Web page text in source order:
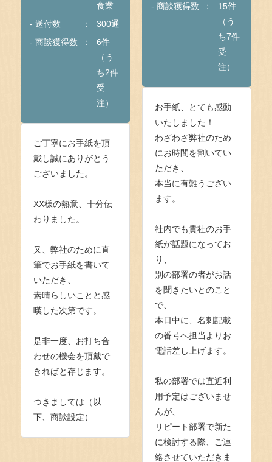
食業
- 送付数
300通
- 商談獲得数
6件
（う
ち2件
受
注）
ご丁寧にお手紙を頂
戴し誠にありがとう
ございました。
XX様の熱意、十分伝
わりました。
又、弊社のために直
筆でお手紙を書いて
いただき、
素晴らしいことと感
嘆した次第です。
是非一度、お打ち合
わせの機会を頂戴で
きればと存じます。
つきましては（以
下、商談設定）
- 商談獲得数
15件
（う
ち7件
受
注）
お手紙、とても感動
いたしました！
わざわざ弊社のため
にお時間を割いてい
ただき、
本当に有難うござい
ます。
社内でも貴社のお手
紙が話題になってお
り、
別の部署の者がお話
を聞きたいとのこと
で、
本日中に、名刺記載
の番号へ担当よりお
電話差し上げます。
私の部署では直近利
用予定はございませ
んが、
リピート部署で新た
に検討する際、ご連
絡させていただきま